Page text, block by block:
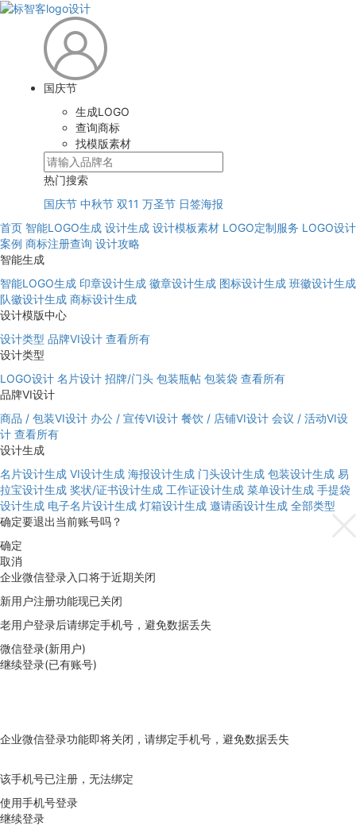
国庆节
生成LOGO
查询商标
找模版素材
热门搜索
国庆节 中秋节 双11 万圣节 日签海报
首页 智能LOGO生成 设计生成 设计模板素材 LOGO定制服务 LOGO设计
案例 商标注册查询 设计攻略
智能生成
智能LOGO生成 印章设计生成 徽章设计生成 图标设计生成 班徽设计生成
队徽设计生成 商标设计生成
设计模版中心
设计类型 品牌VI设计 查看所有
设计类型
LOGO设计 名片设计 招牌/门头 包装瓶帖 包装袋 查看所有
品牌VI设计
商品 / 包装VI设计 办公 / 宣传VI设计 餐饮 / 店铺VI设计 会议 / 活动VI设
计 查看所有
设计生成
名片设计生成 VI设计生成 海报设计生成 门头设计生成 包装设计生成 易
拉宝设计生成 奖状/证书设计生成 工作证设计生成 菜单设计生成 手提袋
设计生成 电子名片设计生成 灯箱设计生成 邀请函设计生成 全部类型
确定要退出当前账号吗？
确定
取消
企业微信登录入口将于近期关闭
新用户注册功能现已关闭
老用户登录后请绑定手机号，避免数据丢失
微信登录(新用户)
继续登录(已有账号)
企业微信登录功能即将关闭，请绑定手机号，避免数据丢失
该手机号已注册，无法绑定
使用手机号登录
继续登录